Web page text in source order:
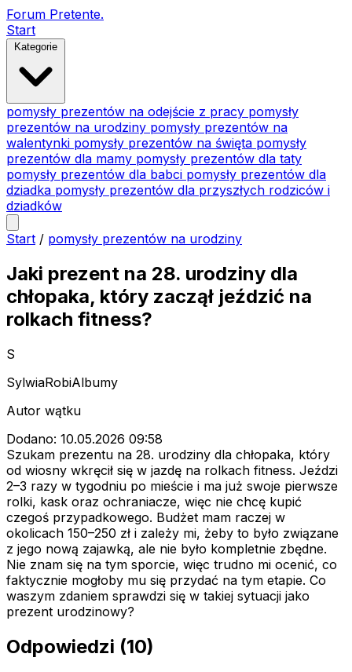
Forum Pretente.
Start
Kategorie
pomysły prezentów na odejście z pracy pomysły
prezentów na urodziny pomysły prezentów na
walentynki pomysły prezentów na święta pomysły
prezentów dla mamy pomysły prezentów dla taty
pomysły prezentów dla babci pomysły prezentów dla
dziadka pomysły prezentów dla przyszłych rodziców i
dziadków
Start / pomysły prezentów na urodziny
Jaki prezent na 28. urodziny dla
chłopaka, który zaczął jeździć na
rolkach fitness?
S
SylwiaRobiAlbumy
Autor wątku
Dodano: 10.05.2026 09:58
Szukam prezentu na 28. urodziny dla chłopaka, który
od wiosny wkręcił się w jazdę na rolkach fitness. Jeździ
2–3 razy w tygodniu po mieście i ma już swoje pierwsze
rolki, kask oraz ochraniacze, więc nie chcę kupić
czegoś przypadkowego. Budżet mam raczej w
okolicach 150–250 zł i zależy mi, żeby to było związane
z jego nową zajawką, ale nie było kompletnie zbędne.
Nie znam się na tym sporcie, więc trudno mi ocenić, co
faktycznie mogłoby mu się przydać na tym etapie. Co
waszym zdaniem sprawdzi się w takiej sytuacji jako
prezent urodzinowy?
Odpowiedzi (10)